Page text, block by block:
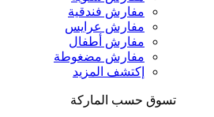
مفارش فندقية
مفارش عرايس
مفارش أطفال
مفارش مضغوطة
إكتشف المزيد
تسوق حسب الماركة